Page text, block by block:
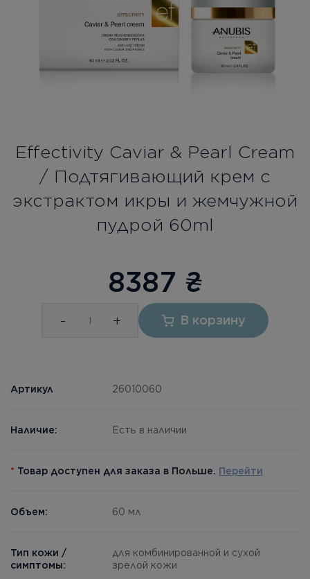
Бесплатная консультация
Вход/Регистрация
RU
Effectivity Caviar & Pearl Cream
/ Подтягивающий крем с
экстрактом икры и жемчужной
пудрой 60ml
8387 ₴
- + В корзину
Артикул 26010060
Наличие: Есть в наличии
* Товар доступен для заказа в Польше. Перейти
Объем: 60 мл
Тип кожи /
симптомы:
для комбинированной и сухой
зрелой кожи